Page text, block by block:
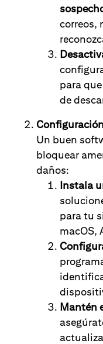
correos,
para
de
Un buen
bloquear
daños:
Instala
para tu
macOS,
Mantén